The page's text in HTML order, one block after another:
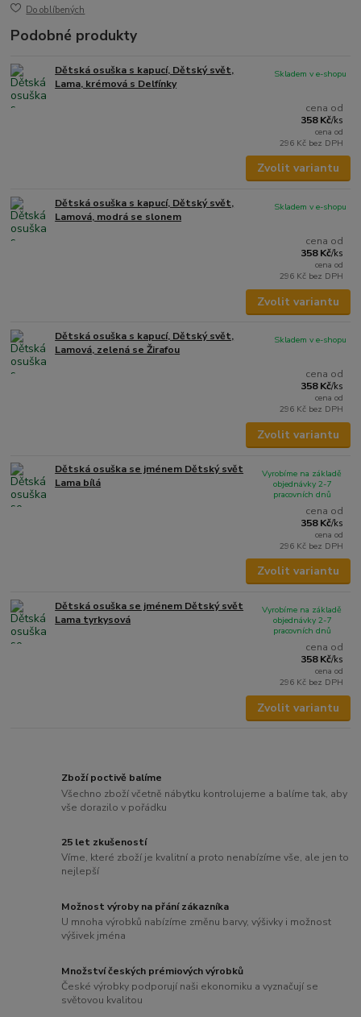
Do oblíbených
Podobné produkty
Dětská osuška s kapucí, Dětský svět,
Lama, krémová s Delfínky
cena od
358 Kč/ks
cena od
296 Kč bez DPH
Skladem v e-shopu
Zvolit variantu
Dětská osuška s kapucí, Dětský svět,
Lamová, modrá se slonem
cena od
358 Kč/ks
cena od
296 Kč bez DPH
Skladem v e-shopu
Zvolit variantu
Dětská osuška s kapucí, Dětský svět,
Lamová, zelená se Žirafou
cena od
358 Kč/ks
cena od
296 Kč bez DPH
Skladem v e-shopu
Zvolit variantu
Dětská osuška se jménem Dětský svět
Lama bílá
cena od
358 Kč/ks
cena od
296 Kč bez DPH
Vyrobíme na základě
objednávky 2-7
pracovních dnů
Zvolit variantu
Dětská osuška se jménem Dětský svět
Lama tyrkysová
cena od
358 Kč/ks
cena od
296 Kč bez DPH
Vyrobíme na základě
objednávky 2-7
pracovních dnů
Zvolit variantu
Zboží poctivě balíme
Všechno zboží včetně nábytku kontrolujeme a balíme tak, aby
vše dorazilo v pořádku
25 let zkušeností
Víme, které zboží je kvalitní a proto nenabízíme vše, ale jen to
nejlepší
Možnost výroby na přání zákazníka
U mnoha výrobků nabízíme změnu barvy, výšivky i možnost
výšivek jména
Množství českých prémiových výrobků
České výrobky podporují naši ekonomiku a vyznačují se
světovou kvalitou